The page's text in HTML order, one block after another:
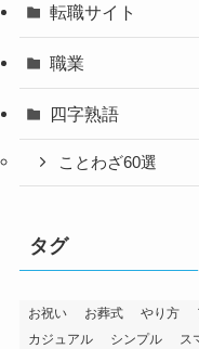
転職サイト
職業
四字熟語
ことわざ60選
タグ
お祝い お葬式 やり方
カジュアル
シンプル ス